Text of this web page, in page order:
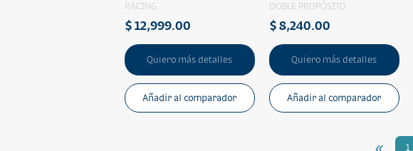
RACING
$ 12,999.00
Quiero más detalles
Añadir al comparador
DOBLE PROPÓSITO
$ 8,240.00
Quiero más detalles
Añadir al comparador
1